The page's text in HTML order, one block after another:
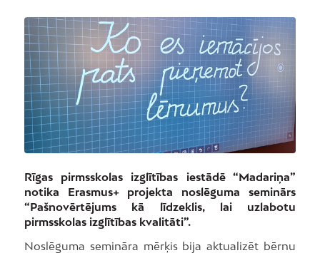
Rīgas pirmsskolas izglītības iestādē “Madariņa”
notika Erasmus+ projekta noslēguma seminārs
“Pašnovērtējums kā līdzeklis, lai uzlabotu
pirmsskolas izglītības kvalitāti”.
Noslēguma semināra mērķis bija aktualizēt bērnu